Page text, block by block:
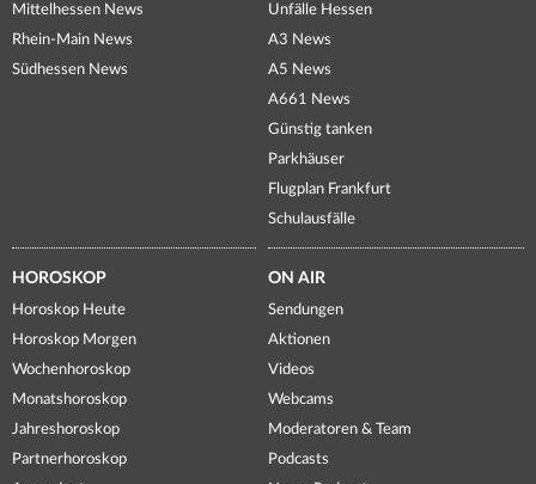
Mittelhessen News
Rhein-Main News
Südhessen News
Unfälle Hessen
A3 News
A5 News
A661 News
Günstig tanken
Parkhäuser
Flugplan Frankfurt
Schulausfälle
HOROSKOP
Horoskop Heute
Horoskop Morgen
Wochenhoroskop
Monatshoroskop
Jahreshoroskop
Partnerhoroskop
ON AIR
Sendungen
Aktionen
Videos
Webcams
Moderatoren & Team
Podcasts